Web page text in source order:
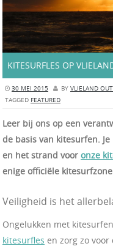
KITESURFLES OP
30 MEI 2015 BY VLIELAND
TAGGED FEATURED
Leer bij ons op een
de basis van kitesurfen.
en het strand voor onze
enige officiële
Veiligheid is het
Ongelukken met
kitesurfles en zorg zo